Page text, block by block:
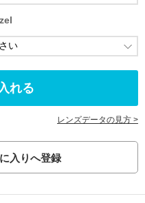
レンズデータの見方 >
入りへ登録